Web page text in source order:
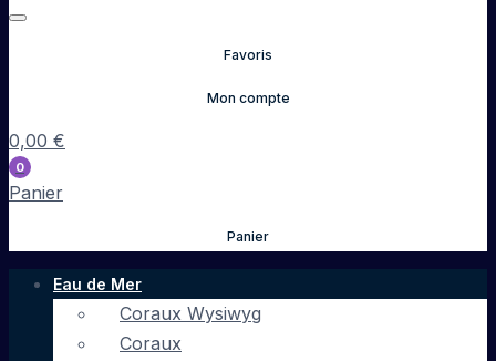
Favoris
Mon compte
0,00 €
0
Panier
Panier
Eau de Mer
Coraux Wysiwyg
Coraux